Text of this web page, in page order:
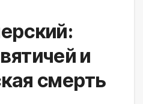
и
смерть